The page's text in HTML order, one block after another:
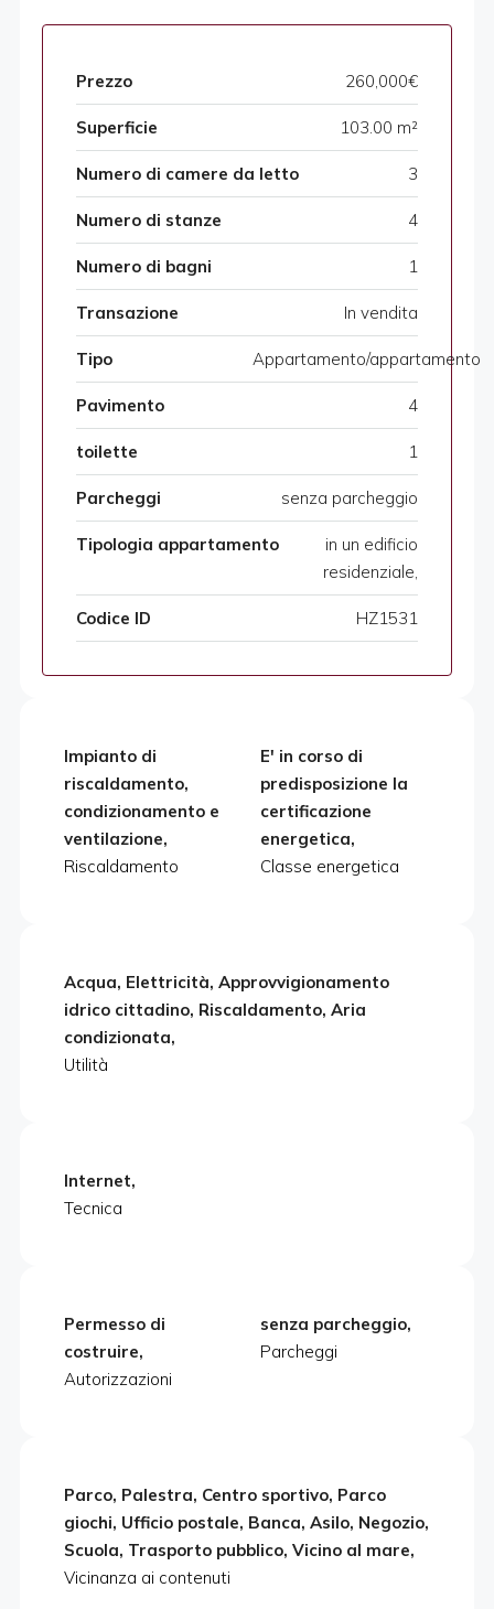
Prezzo 260,000€
Superficie 103.00 m²
Numero di camere da letto 3
Numero di stanze 4
Numero di bagni 1
Transazione In vendita
Tipo Appartamento/appartamento
Pavimento 4
toilette 1
Parcheggi senza parcheggio
Tipologia appartamento
in un edificio
residenziale,
Codice ID HZ1531
Impianto di
riscaldamento,
condizionamento e
ventilazione,
Riscaldamento
E' in corso di
predisposizione la
certificazione
energetica,
Classe energetica
Acqua, Elettricità, Approvvigionamento
idrico cittadino, Riscaldamento, Aria
condizionata,
Utilità
Internet,
Tecnica
Permesso di
costruire,
Autorizzazioni
senza parcheggio,
Parcheggi
Parco, Palestra, Centro sportivo, Parco
giochi, Ufficio postale, Banca, Asilo, Negozio,
Scuola, Trasporto pubblico, Vicino al mare,
Vicinanza ai contenuti